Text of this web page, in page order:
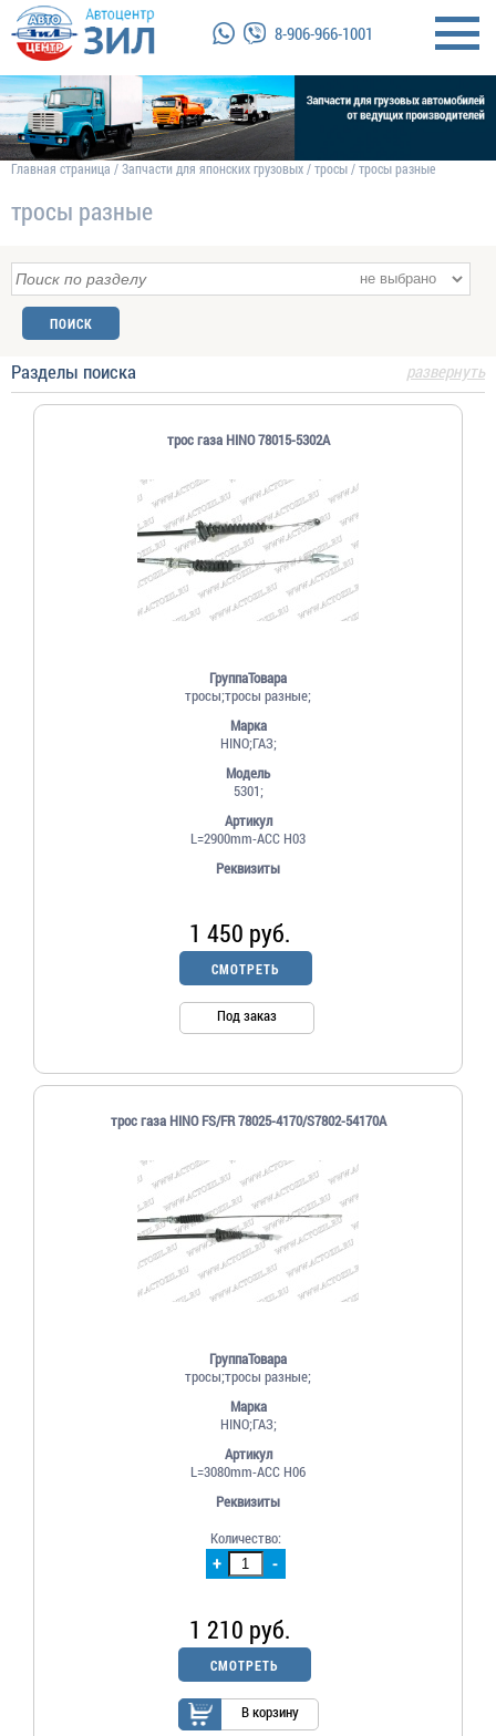
8-906-966-1001
Главная страница /Запчасти для японских грузовых/тросы/тросы разные
тросы разные
развернуть
Разделы поиска
трос газа HINO 78015-5302A
ГруппаТовара
тросы;тросы разные;
Марка
HINO;ГАЗ;
Модель
5301;
Артикул
L=2900mm-ACC H03
Реквизиты
1 450 руб.
СМОТРЕТЬ
Под заказ
трос газа HINO FS/FR 78025-4170/S7802-54170A
ГруппаТовара
тросы;тросы разные;
Марка
HINO;ГАЗ;
Артикул
L=3080mm-ACC H06
Реквизиты
+ -
Количество:
1 210 руб.
СМОТРЕТЬ
В корзину